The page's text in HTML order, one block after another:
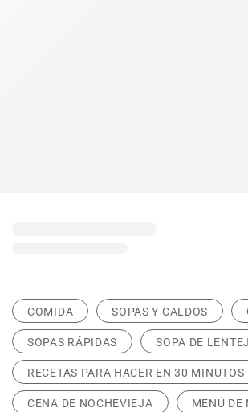
COMIDA SOPAS Y CALDOS
SOPAS RÁPIDAS SOPA DE
RECETAS PARA HACER EN 30 MINUTOS
CENA DE NOCHEVIEJA MENÚ DE